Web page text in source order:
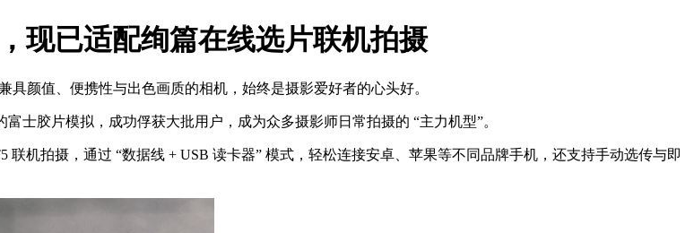
现已适配绚篇在线选片联机拍摄
颜值、便携性与出色画质的相机，始终是摄影爱好者的心头好。
士胶片模拟，成功俘获大批用户，成为众多摄影师日常拍摄的 “主力机型”。
机拍摄，通过 “数据线 + USB 读卡器” 模式，轻松连接安卓、苹果等不同品牌手机，还支持手动选传与即